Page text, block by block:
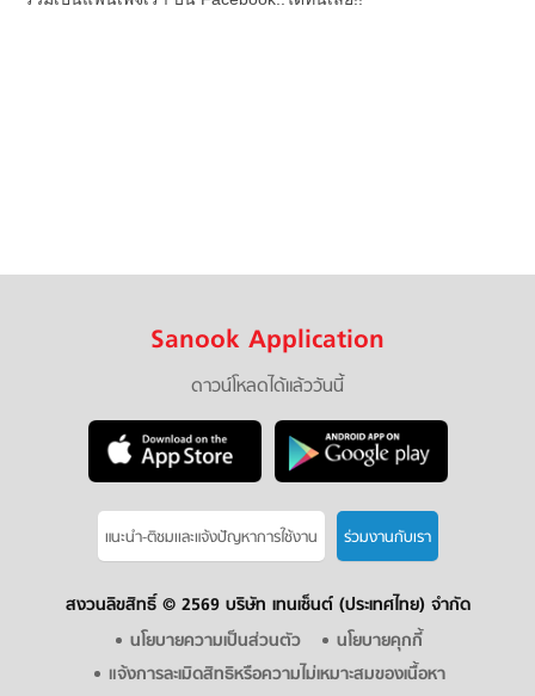
Sanook Application
ดาวน์โหลดได้แล้ววันนี้
แนะนำ-ติชมเเละแจ้งปัญหาการใช้งาน ร่วมงานกับเรา
สงวนลิขสิทธิ์ © 2569 บริษัท เทนเซ็นต์ (ประเทศไทย) จำกัด
นโยบายความเป็นส่วนตัว
นโยบายคุกกี้
แจ้งการละเมิดสิทธิหรือความไม่เหมาะสมของเนื้อหา